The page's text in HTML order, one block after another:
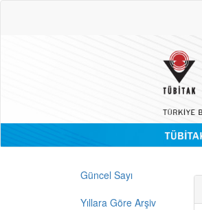
Güncel Sayı
Yıllara Göre Arşiv